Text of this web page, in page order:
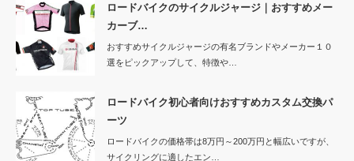
ロードバイクのサイクルジャージ｜おすすめメー
カーブ…
おすすめサイクルジャージの有名ブランドやメーカー１０
選をピックアップして、特徴や…
ロードバイク初心者向けおすすめカスタム交換パ
ーツ
ロードバイクの価格帯は8万円～200万円と幅広いですが、
サイクリングに適したエン…